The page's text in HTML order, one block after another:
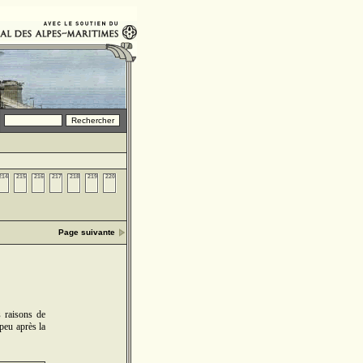
215 216 217 218 219 220
Page suivante
raisons de
après la